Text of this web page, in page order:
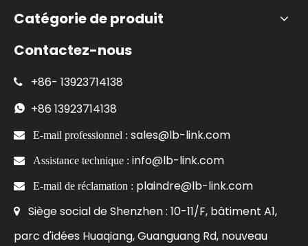
Catégorie de produit
Contactez-nous
 +86- 13923714138
 +86 13923714138
 E-mail professionnel : sales@lb-link.com
 Assistance technique : info@lb-link.com
 E-mail de réclamation : plaindre@lb-link.com
 Siège social de Shenzhen : 10-11/F, bâtiment A1,
parc d'idées Huaqiang, Guanguang Rd, nouveau